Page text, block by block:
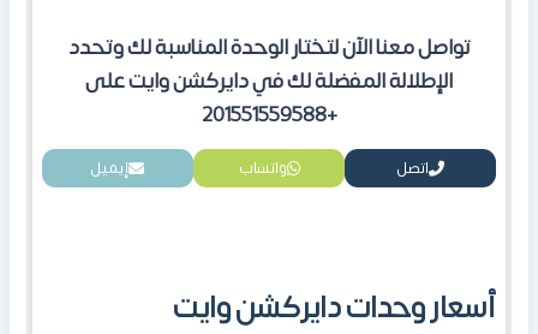
تواصل معنا الآن لتختار الوحدة المناسبة لك وتحدد
الإطلالة المفضلة لك في دايركشن وايت على
+201551559588
اتصل واتساب إيميل
أسعار وحدات دايركشن وايت